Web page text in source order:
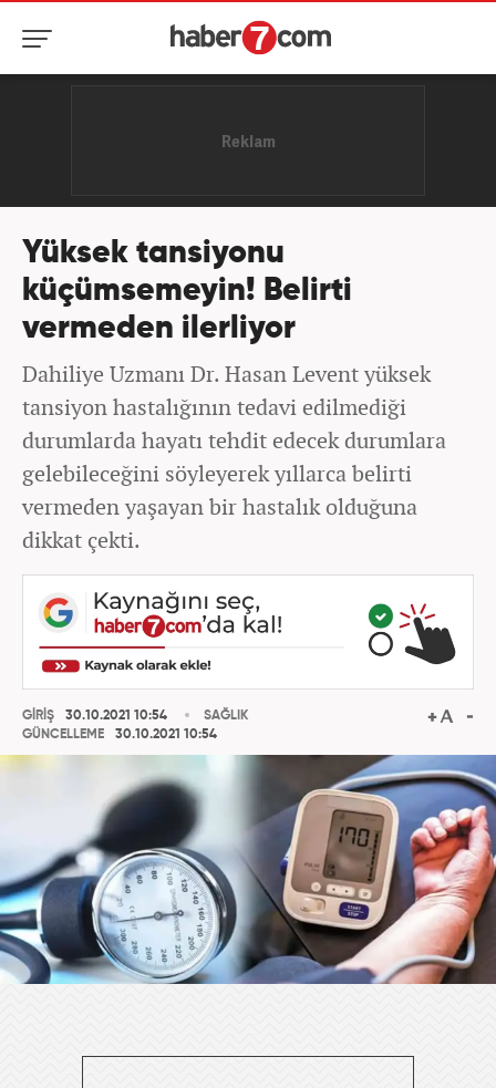
Yüksek tansiyonu
küçümsemeyin! Belirti
vermeden ilerliyor
Dahiliye Uzmanı Dr. Hasan Levent yüksek
tansiyon hastalığının tedavi edilmediği
durumlarda hayatı tehdit edecek durumlara
gelebileceğini söyleyerek yıllarca belirti
vermeden yaşayan bir hastalık olduğuna
dikkat çekti.
GİRİŞ
30.10.2021 10:54
GÜNCELLEME
30.10.2021 10:54
SAĞLIK